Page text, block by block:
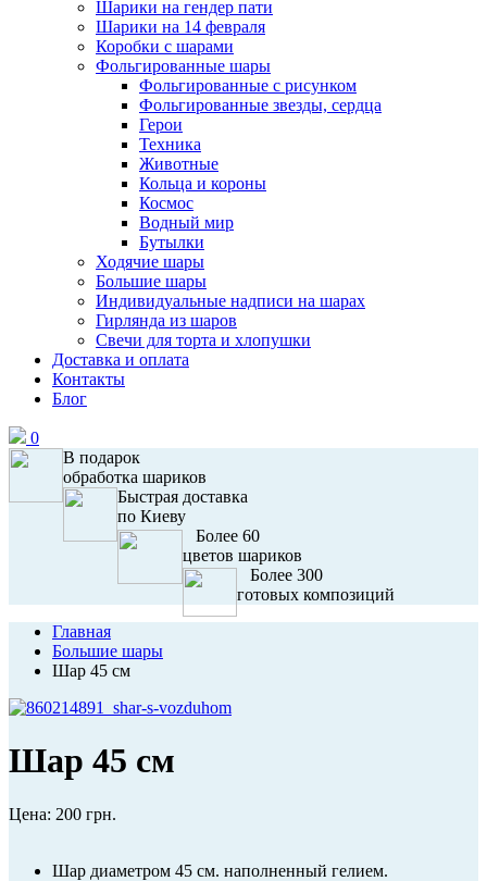
Шарики на гендер пати
Шарики на 14 февраля
Коробки с шарами
Фольгированные шары
Фольгированные с рисунком
Фольгированные звезды, сердца
Герои
Техника
Животные
Кольца и короны
Космос
Водный мир
Бутылки
Ходячие шары
Большие шары
Индивидуальные надписи на шарах
Гирлянда из шаров
Свечи для торта и хлопушки
Доставка и оплата
Контакты
Блог
0
В подарок
обработка шариков
Быстрая доставка
по Киеву
Более 60
цветов шариков
Более 300
готовых композиций
Главная
Большие шары
Шар 45 см
Шар 45 см
Цена: 200 грн.
Шар диаметром 45 см. наполненный гелием.